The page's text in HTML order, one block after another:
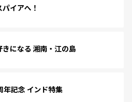
イアへ！
になる 湘南・江の島
年記念 インド特集